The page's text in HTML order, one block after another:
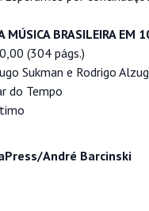
MÚSICA BRASILEIRA EM
(304 págs.)
Sukman e Rodrigo
do Tempo
André Barcinski